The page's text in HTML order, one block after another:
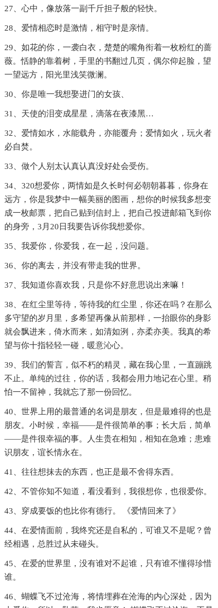
27、心中，像放落一副千斤担子般的轻快。
28、爱情相恋时是激情，相守时是亲情。
29、如花的你，一袭白衣，楚楚的嘴角衔着一枚粉红的蔷
薇。恬静的靠着树，手里的书翻过几页，偶尔仰起脸，望
一望远方，阳光里浅笑微澜。
30、你是唯一我想娶进门的女孩、
31、天使的泪变成星星，滴落在夜漆黑…
32、爱情如水，水能载舟，亦能覆舟；爱情如火，玩火者
必自焚。
33、做个人别太认真认真没好处会受伤。
34、320想爱你，两情如是久长时何必朝朝暮暮，你身在
远方，你是我梦中一幅美丽的图画，想你的时候我多想变
成一枚邮票，把自己贴到信封上，把自己投进邮箱飞到你
的身旁，3月20日我要告诉你我想爱你。
35、我爱你，你爱我，在一起，没问题。
36、你的离去，并没有带走我的世界。
37、我知道你喜欢我，只是你不好意思说出来嘛！
38、在红尘里等待，等待我的红尘里，你还在吗？在那么
多守望的岁月里，多希望再像从前那样，一抬眼你的身影
就会飘进来，倚水而来，如清如洌，亦柔亦美。我真的希
望与你十指轻轻一碰，暖意沁心。
39、我们的誓言，似不朽的精灵，藏在我心里，一直蹦跳
不止。单纯的过往，你的话，我都会用力地记在心里。稍
怕一不留神，我就忘了那一份回忆。
40、世界上用的最普通的名词是朋友，但是最难得的也是
朋友。小时候，幸福——是件很简单的事；长大后，简单
——是件很幸福的事。人生贵在相知，相知在急难；患难
识朋友，谊长情永在。
41、往往想抹去的东西，也正是最不舍得东西。
42、不管你知不知道，看没看到，我很想你，也很爱你。
43、穿成要饭的也比你有德行。 《爱情回来了》
44、在爱情面前，我终究还是自私的，可谁又不是呢？曾
经相遇，总胜过从未碰头。
45、在爱的世界里，没有谁对不起谁，只有谁不懂得珍惜
谁。
46、蝴蝶飞不过沧海，将情埋葬在沧海的内心深处，因为